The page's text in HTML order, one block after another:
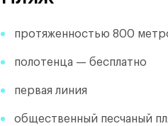
протяженностью 800
полотенца — бесплатно
первая линия
общественный песчаный